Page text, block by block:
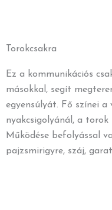
Torokcsakra
Ez a kommunikációs
másokkal, segít
egyensúlyát. Fő színei a
nyakcsigolyánál, a torok
Működése befolyással
pajzsmirigyre, száj,